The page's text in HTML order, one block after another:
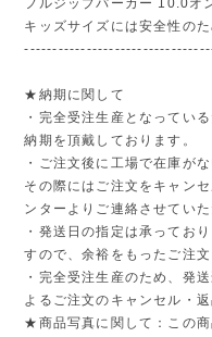
フルジップパーカー 10.0オ
キッズサイズには安全性の
★納期に関して
・完全受注生産となってい
納期を頂戴しております。
・ご注文後に工場で在庫が
その際にはご注文をキャン
ンターよりご連絡させていた
・発送日の指定は承ってお
すので、余裕をもったご注
・完全受注生産のため、発
よるご注文のキャンセル・
★商品写真に関して：この